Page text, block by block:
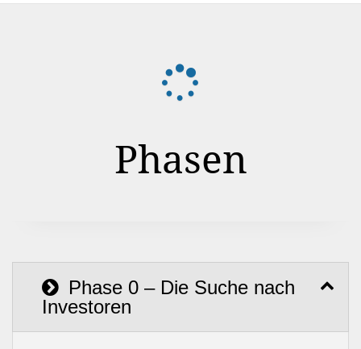
Phasen
Phase 0 – Die Suche nach
Investoren